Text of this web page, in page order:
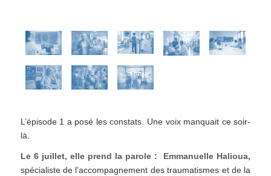
L’épisode 1 a posé les constats. Une voix manquait ce soir-
là.
Le 6 juillet, elle prend la parole : Emmanuelle Halioua,
spécialiste de l’accompagnement des traumatismes et de la